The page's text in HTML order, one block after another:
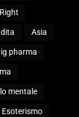
Asia
pharma
mentale
Esoterismo